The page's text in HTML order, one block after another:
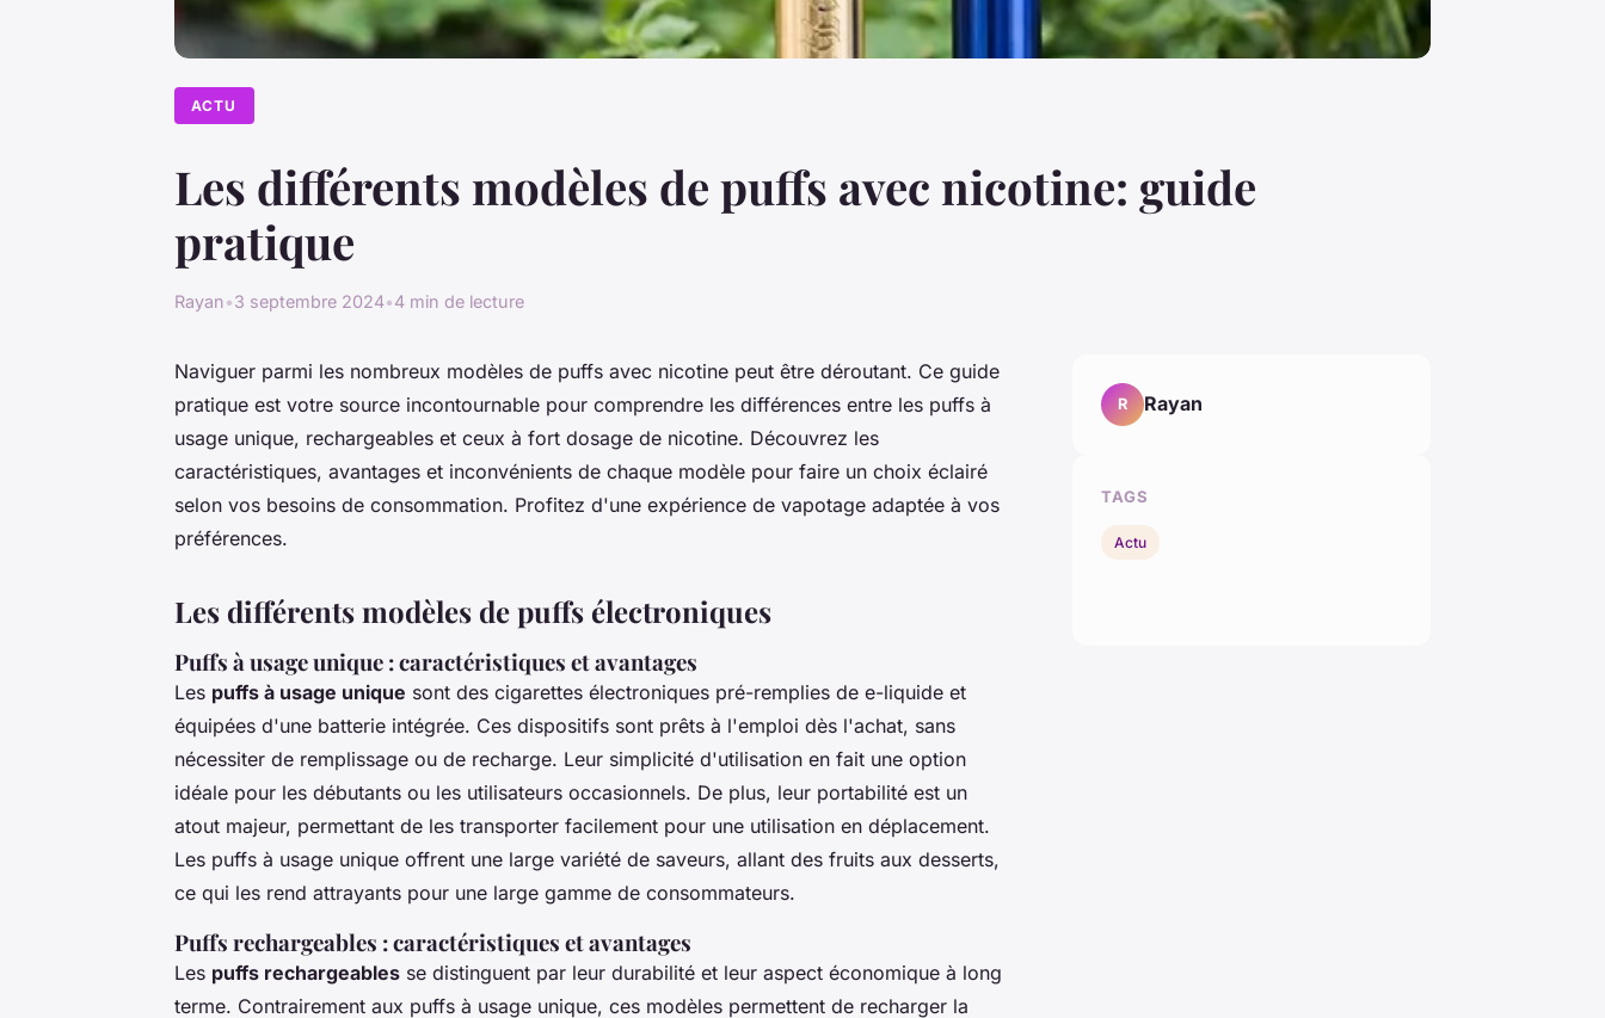
ACTU
Les différents modèles de puffs avec nicotine: guide
pratique
Rayan•3 septembre 2024•4 min de lecture
Naviguer parmi les nombreux modèles de puffs avec nicotine peut être déroutant. Ce guide
pratique est votre source incontournable pour comprendre les différences entre les puffs à
usage unique, rechargeables et ceux à fort dosage de nicotine. Découvrez les
caractéristiques, avantages et inconvénients de chaque modèle pour faire un choix éclairé
selon vos besoins de consommation. Profitez d'une expérience de vapotage adaptée à vos
préférences.
Les différents modèles de puffs électroniques
Puffs à usage unique : caractéristiques et avantages
Les puffs à usage unique sont des cigarettes électroniques pré-remplies de e-liquide et
équipées d'une batterie intégrée. Ces dispositifs sont prêts à l'emploi dès l'achat, sans
nécessiter de remplissage ou de recharge. Leur simplicité d'utilisation en fait une option
idéale pour les débutants ou les utilisateurs occasionnels. De plus, leur portabilité est un
atout majeur, permettant de les transporter facilement pour une utilisation en déplacement.
Les puffs à usage unique offrent une large variété de saveurs, allant des fruits aux desserts,
ce qui les rend attrayants pour une large gamme de consommateurs.
Puffs rechargeables : caractéristiques et avantages
Les puffs rechargeables se distinguent par leur durabilité et leur aspect économique à long
terme. Contrairement aux puffs à usage unique, ces modèles permettent de recharger la
R Rayan
TAGS
Actu